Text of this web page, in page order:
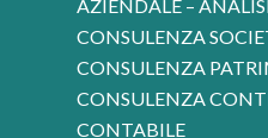
AZIENDALE –
CONSULENZA
CONSULENZA
CONSULENZA
CONTABILE